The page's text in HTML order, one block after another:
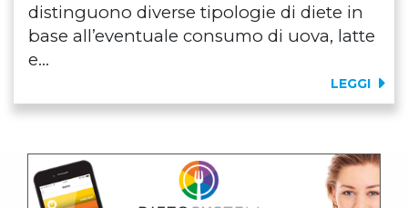
distinguono diverse tipologie di diete in
base all’eventuale consumo di uova, latte
e...
LEGGI